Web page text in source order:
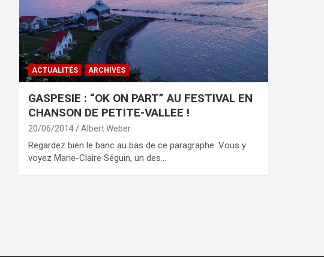
ACTUALITÉS ARCHIVES
GASPESIE : “OK ON PART” AU FESTIVAL EN
CHANSON DE PETITE-VALLEE !
20/06/2014 Albert Weber
Regardez bien le banc au bas de ce paragraphe. Vous y
voyez Marie-Claire Séguin, un des…